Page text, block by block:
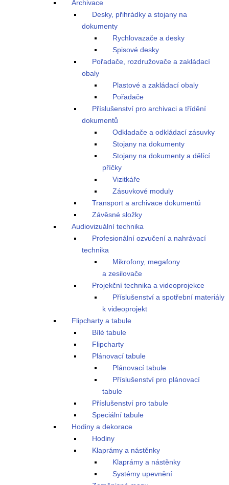
Archivace
Desky, přihrádky a stojany na
dokumenty
Rychlovazače a desky
Spisové desky
Pořadače, rozdružovače a zakládací
obaly
Plastové a zakládací obaly
Pořadače
Příslušenství pro archivaci a třídění
dokumentů
Odkladače a odkládací zásuvky
Stojany na dokumenty
Stojany na dokumenty a dělící
příčky
Vizitkáře
Zásuvkové moduly
Transport a archivace dokumentů
Závěsné složky
Audiovizuální technika
Profesionální ozvučení a nahrávací
technika
Mikrofony, megafony
a zesilovače
Projekční technika a videoprojekce
Příslušenství a spotřební materiály
k videoprojekt
Flipcharty a tabule
Bílé tabule
Flipcharty
Plánovací tabule
Plánovací tabule
Příslušenství pro plánovací
tabule
Příslušenství pro tabule
Speciální tabule
Hodiny a dekorace
Hodiny
Klaprámy a nástěnky
Klaprámy a nástěnky
Systémy upevnění